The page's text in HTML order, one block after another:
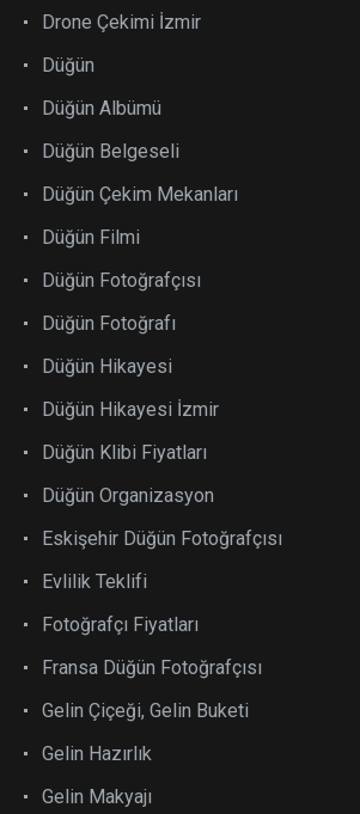
Drone Çekimi İzmir
Düğün
Düğün Albümü
Düğün Belgeseli
Düğün Çekim Mekanları
Düğün Filmi
Düğün Fotoğrafçısı
Düğün Fotoğrafı
Düğün Hikayesi
Düğün Hikayesi İzmir
Düğün Klibi Fiyatları
Düğün Organizasyon
Eskişehir Düğün Fotoğrafçısı
Evlilik Teklifi
Fotoğrafçı Fiyatları
Fransa Düğün Fotoğrafçısı
Gelin Çiçeği, Gelin Buketi
Gelin Hazırlık
Gelin Makyajı